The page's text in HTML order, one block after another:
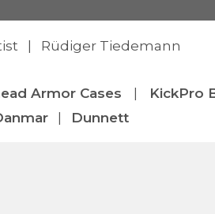
| Rüdiger Tiedemann
Armor Cases KickPro
Dunnett